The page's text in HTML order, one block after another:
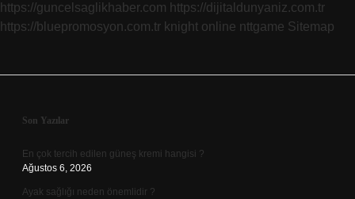
https://guncelsaglikhaber.com https://dijitaldunyaniz.com.tr
https://bluepromosyon.com.tr knight online nttgame Sitemap
Sidebar
Son Yazılar
En çok tercih edilen güneş kremi hangisi ?
Ağustos 6, 2026
Ayak sağlığı neden önemlidir ?